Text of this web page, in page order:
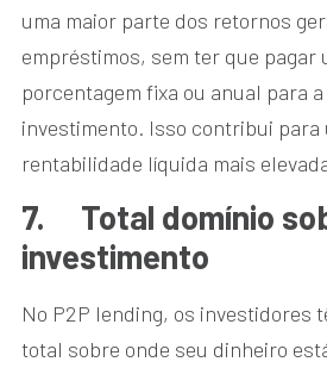
uma maior parte dos retornos
empréstimos, sem ter que pagar
porcentagem fixa ou anual para
investimento. Isso contribui para
rentabilidade líquida mais
7.
Total domínio
investimento
No P2P lending, os investidores
total sobre onde seu dinheiro